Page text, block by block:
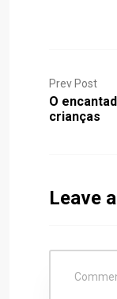
Prev Post
O
crianças
Leave